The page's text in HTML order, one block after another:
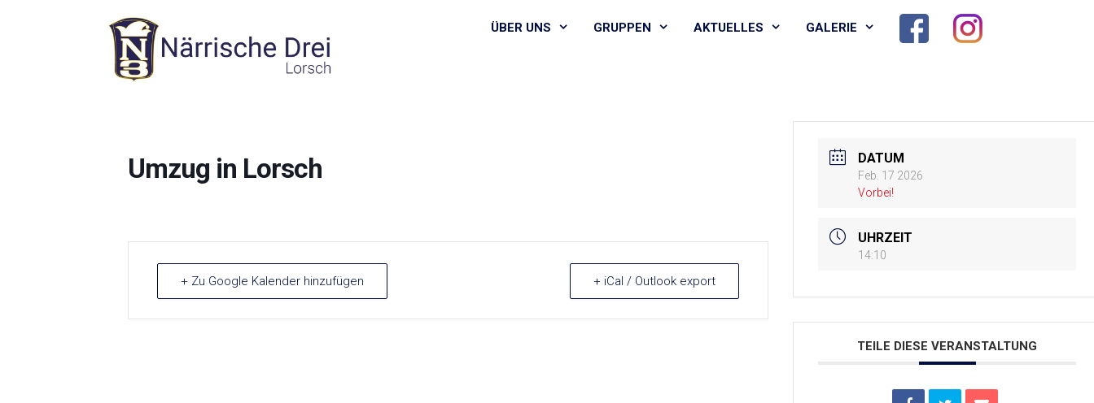
ÜBER UNS GRUPPEN AKTUELLES GALERIE
Umzug in Lorsch
+ Zu Google Kalender hinzufügen + iCal / Outlook export
DATUM
Feb. 17 2026
Vorbei!
UHRZEIT
14:10
TEILE DIESE VERANSTALTUNG